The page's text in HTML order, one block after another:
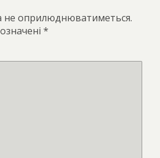
не оприлюднюватиметься.
*